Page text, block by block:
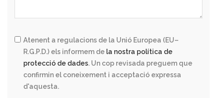
Atenent a regulacions de la Unió Europea (EU–
R.G.P.D.) els informem de la nostra política de
protecció de dades. Un cop revisada preguem que
confirmin el coneixement i acceptació expressa
d'aquesta.